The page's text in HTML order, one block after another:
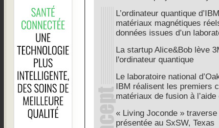
L’ordinateur quantique
matériaux magnétiques
données issues d’un
La startup Alice&Bob lève
l'ordinateur quantique
Le laboratoire national
IBM réalisent les premiers
matériaux de fusion à
« Living Joconde »
présentée au SxSW, Texas